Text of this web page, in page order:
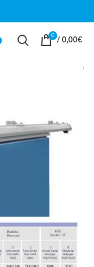
0
/ 0,00€